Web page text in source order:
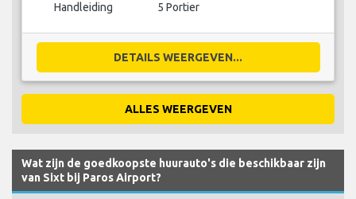
Handleiding 5 Portier
DETAILS WEERGEVEN...
ALLES WEERGEVEN
Wat zijn de goedkoopste huurauto's die beschikbaar zijn
van Sixt bij Paros Airport?